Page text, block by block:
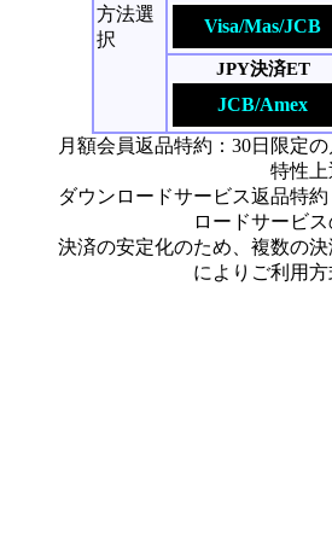
方法選
択
Visa/Mas/JCB
JPY決済ET
JCB/Amex
月額会員返品特約：30日限定
特性
ダウンロードサービス返品特
ロードサービ
決済の安定化のため、複数の
によりご利用